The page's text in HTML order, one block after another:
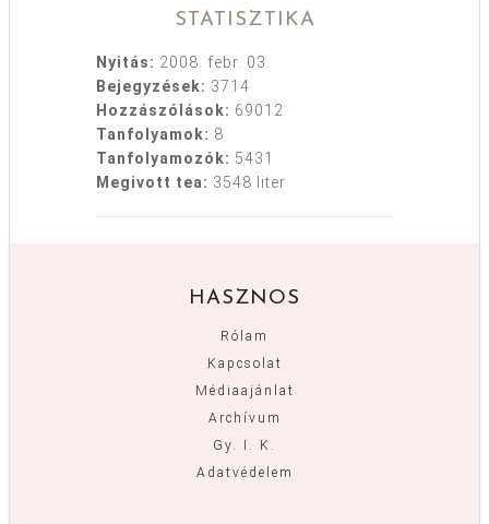
STATISZTIKA
Nyitás: 2008. febr. 03.
Bejegyzések: 3714
Hozzászólások: 69012
Tanfolyamok: 8
Tanfolyamozók: 5431
Megivott tea: 3548 liter
HASZNOS
Rólam
Kapcsolat
Médiaajánlat
Archívum
Gy. I. K.
Adatvédelem